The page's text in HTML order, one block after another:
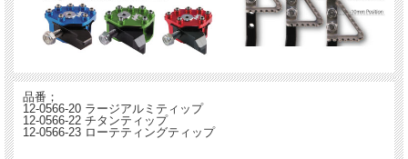
品番；
12-0566-20 ラージアルミティップ
12-0566-22 チタンティップ
12-0566-23 ローテティングティップ